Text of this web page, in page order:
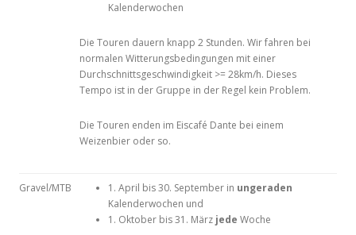
Kalenderwochen
Die Touren dauern knapp 2 Stunden. Wir fahren bei
normalen Witterungsbedingungen mit einer
Durchschnittsgeschwindigkeit >= 28km/h. Dieses
Tempo ist in der Gruppe in der Regel kein Problem.
Die Touren enden im Eiscafé Dante bei einem
Weizenbier oder so.
Gravel/MTB 1. April bis 30. September in ungeraden
Kalenderwochen und
1. Oktober bis 31. März jede Woche